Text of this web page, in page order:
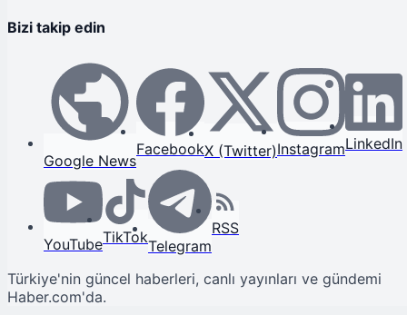
Bizi takip edin
Google News
FacebookX (Twitter)InstagramLinkedIn
YouTubeTikTokTelegram
RSS
Türkiye'nin güncel haberleri, canlı yayınları ve gündemi
Haber.com'da.